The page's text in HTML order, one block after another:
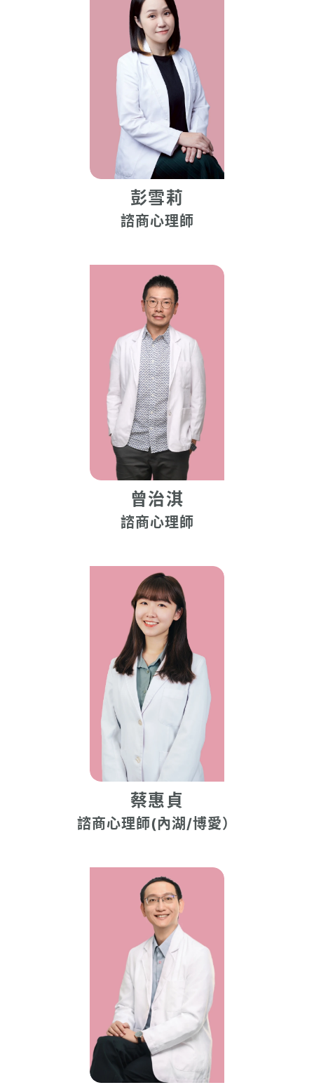
彭雪莉
諮商心理師
曾治淇
諮商心理師
蔡惠貞
諮商心理師(內湖/博愛）